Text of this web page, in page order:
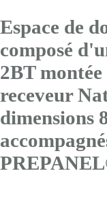
Espace de
composé
2BT montée
receveur
dimensions